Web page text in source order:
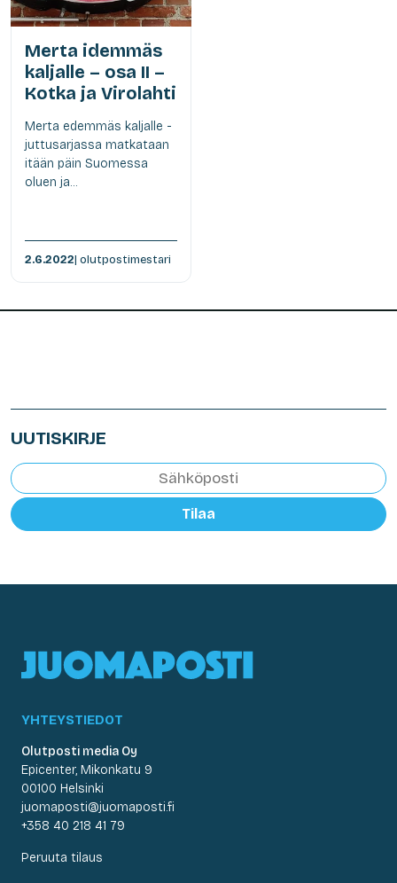
Merta idemmäs
kaljalle – osa II –
Kotka ja Virolahti
Merta edemmäs kaljalle -
juttusarjassa matkataan
itään päin Suomessa
oluen ja...
2.6.2022| olutpostimestari
UUTISKIRJE
Tilaa
YHTEYSTIEDOT
Olutposti media Oy
Epicenter, Mikonkatu 9
00100 Helsinki
juomaposti@juomaposti.fi
+358 40 218 41 79
Peruuta tilaus